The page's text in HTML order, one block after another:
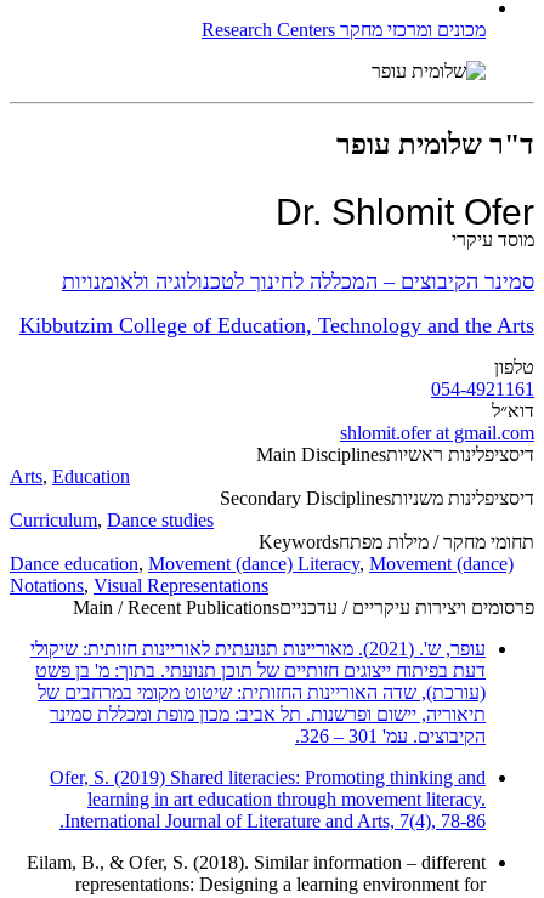
מכונים ומרכזי מחקר Research Centers
ד"ר שלומית עופר
Dr. ‪shlomit Ofer‬‏
מוסד עיקרי
סמינר הקיבוצים – המכללה לחינוך לטכנולוגיה ולאומנויות
Kibbutzim College of Education, Technology and the Arts
טלפון
054-4921161
דוא״ל
shlomit.ofer at gmail.com
דיסציפלינות ראשיותMain Disciplines
Arts, Education
דיסציפלינות משניותSecondary Disciplines
Curriculum, Dance studies
תחומי מחקר / מילות מפתחKeywords
Dance education, Movement (dance) Literacy, Movement (dance)
Notations, Visual Representations
פרסומים ויצירות עיקריים / עדכנייםMain / Recent Publications
עופר, ש'. (2021). מאוריינות תנועתית לאוריינות חזותית: שיקולי
דעת בפיתוח ייצוגים חזותיים של תוכן תנועתי. בתוך: מ' בן פשט
(עורכת), שדה האוריינות החזותית: שיטוט מקומי במרחבים של
תיאוריה, יישום ופרשנות. תל אביב: מכון מופת ומכללת סמינר
הקיבוצים. עמ' 301 – 326.
Ofer, S. (2019) Shared literacies: Promoting thinking and
learning in art education through movement literacy.
International Journal of Literature and Arts, 7(4), 78-86.
Eilam, B., & Ofer, S. (2018). Similar information – different
representations: Designing a learning environment for